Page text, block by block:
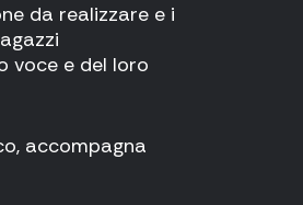
da realizzare e i
voce e del loro
accompagna